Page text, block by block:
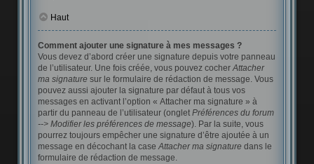
Haut
Comment ajouter une signature à mes messages ?
Vous devez d’abord créer une signature depuis votre panneau
de l’utilisateur. Une fois créée, vous pouvez cocherAttacher
ma signature sur le formulaire de rédaction de message. Vous
pouvez aussi ajouter la signature par défaut à tous vos
messages en activant l’option « Attacher ma signature » à
partir du panneau de l’utilisateur (onglet Préférences du forum
--> Modifier les préférences de message). Par la suite, vous
pourrez toujours empêcher une signature d’être ajoutée à un
message en décochant la caseAttacher ma signature dans le
formulaire de rédaction de message.